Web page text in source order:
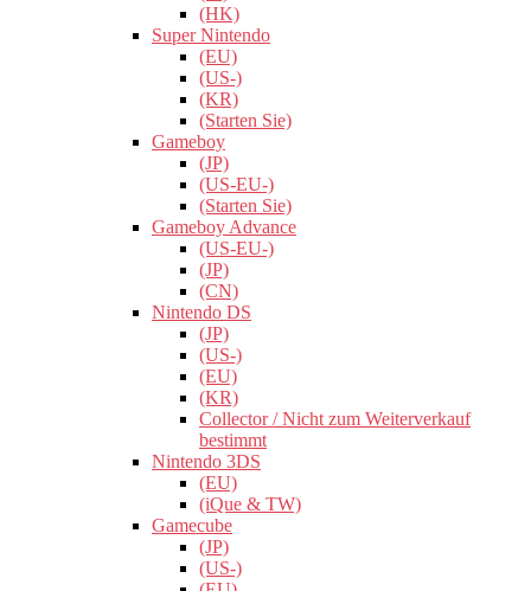
(HK)
Super Nintendo
(EU)
(US-)
(KR)
(Starten Sie)
Gameboy
(JP)
(US-EU-)
(Starten Sie)
Gameboy Advance
(US-EU-)
(JP)
(CN)
Nintendo DS
(JP)
(US-)
(EU)
(KR)
Collector / Nicht zum Weiterverkauf
bestimmt
Nintendo 3DS
(EU)
(iQue & TW)
Gamecube
(JP)
(US-)